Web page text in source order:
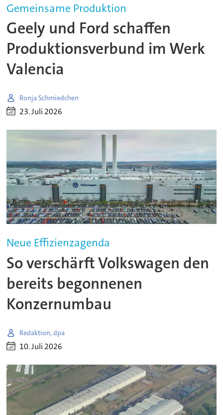
Gemeinsame Produktion
Geely und Ford schaffen
Produktionsverbund im Werk
Valencia
Ronja Schmiedchen
23. Juli 2026
Neue Effizienzagenda
So verschärft Volkswagen den
bereits begonnenen
Konzernumbau
Redaktion, dpa
10. Juli 2026